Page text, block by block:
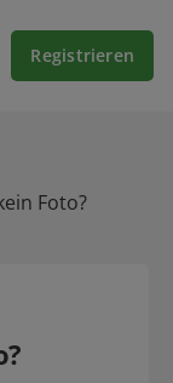
Registrieren
Foto?